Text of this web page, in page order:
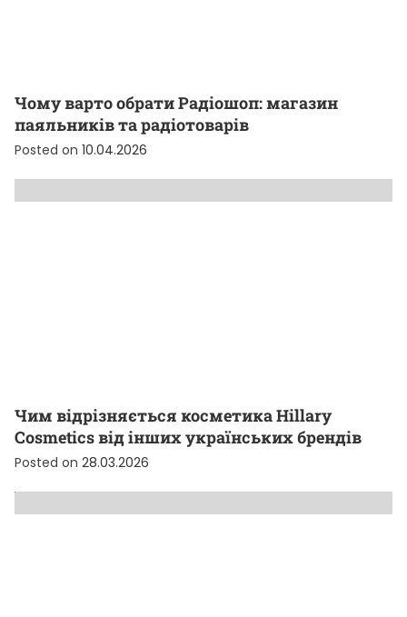
Чому варто обрати Радіошоп: магазин
паяльників та радіотоварів
Posted on 10.04.2026
Чим відрізняється косметика Hillary
Cosmetics від інших українських брендів
Posted on 28.03.2026